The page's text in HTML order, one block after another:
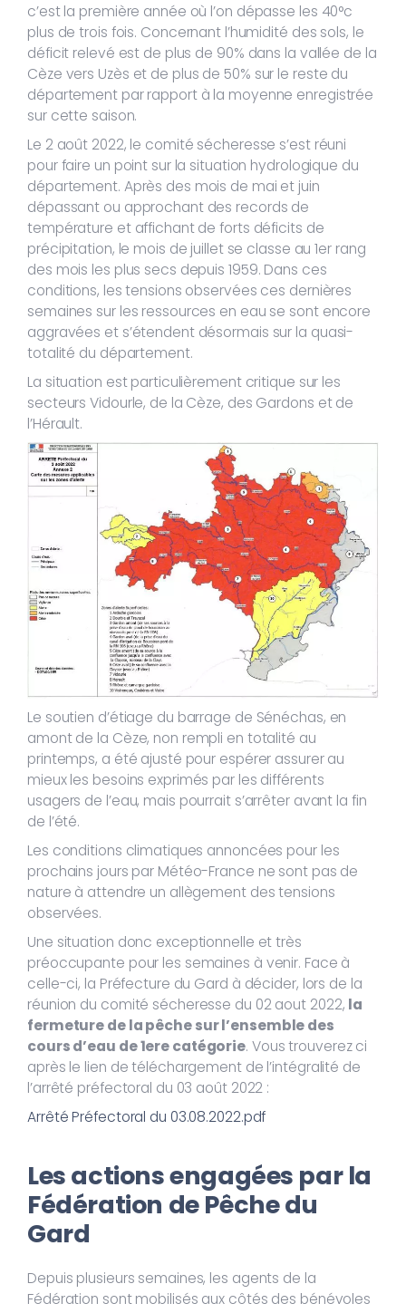
c’est la première année où l’on dépasse les 40°c
plus de trois fois. Concernant l’humidité des sols, le
déficit relevé est de plus de 90% dans la vallée de la
Cèze vers Uzès et de plus de 50% sur le reste du
département par rapport à la moyenne enregistrée
sur cette saison.
Le 2 août 2022, le comité sécheresse s’est réuni
pour faire un point sur la situation hydrologique du
département. Après des mois de mai et juin
dépassant ou approchant des records de
température et affichant de forts déficits de
précipitation, le mois de juillet se classe au 1er rang
des mois les plus secs depuis 1959. Dans ces
conditions, les tensions observées ces dernières
semaines sur les ressources en eau se sont encore
aggravées et s’étendent désormais sur la quasi-
totalité du département.
La situation est particulièrement critique sur les
secteurs Vidourle, de la Cèze, des Gardons et de
l’Hérault.
Le soutien d’étiage du barrage de Sénéchas, en
amont de la Cèze, non rempli en totalité au
printemps, a été ajusté pour espérer assurer au
mieux les besoins exprimés par les différents
usagers de l’eau, mais pourrait s’arrêter avant la fin
de l’été.
Les conditions climatiques annoncées pour les
prochains jours par Météo-France ne sont pas de
nature à attendre un allègement des tensions
observées.
Une situation donc exceptionnelle et très
préoccupante pour les semaines à venir. Face à
celle-ci, la Préfecture du Gard à décider, lors de la
réunion du comité sécheresse du 02 aout 2022, la
fermeture de la pêche sur l’ensemble des
cours d’eau de 1ere catégorie. Vous trouverez ci
après le lien de téléchargement de l’intégralité de
l’arrêté préfectoral du 03 août 2022 :
Arrêté Préfectoral du 03.08.2022.pdf
Les actions engagées par la
Fédération de Pêche du
Gard
Depuis plusieurs semaines, les agents de la
Fédération sont mobilisés aux côtés des bénévoles